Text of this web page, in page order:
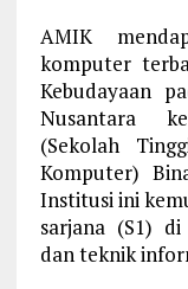
AMIK
komputer
Kebudayaan
Nusantara
(Sekolah
Komputer)
Institusi ini
sarjana (S1)
dan teknik